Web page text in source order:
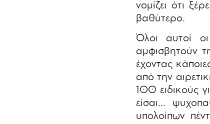
νομίζει ότι
βαθύτερο.
Όλοι αυτοί
αμφισβητούν
έχοντας
από την
100 ειδικούς
είσαι…
υπολοίπων